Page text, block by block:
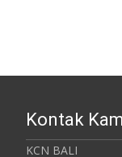
Kontak
KCN BALI